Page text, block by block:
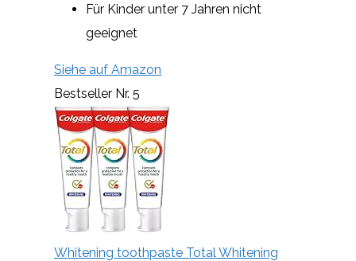
Für Kinder unter 7 Jahren nicht
geeignet
Siehe auf Amazon
Bestseller Nr. 5
Whitening toothpaste Total Whitening